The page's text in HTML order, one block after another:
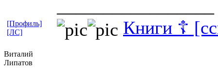
Книги ☦
[Профиль]
[ЛС]
Виталий
Липатов